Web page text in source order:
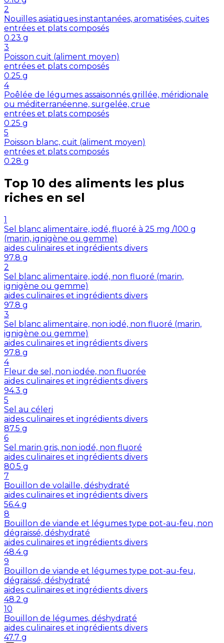
2
Nouilles asiatiques instantanées, aromatisées, cuites
entrées et plats composés
0.23 g
3
Poisson cuit (aliment moyen)
entrées et plats composés
0.25 g
4
Poêlée de légumes assaisonnés grillée, méridionale
ou méditerranéenne, surgelée, crue
entrées et plats composés
0.25 g
5
Poisson blanc, cuit (aliment moyen)
entrées et plats composés
0.28 g
Top 10 des aliments les plus
riches en sel
1
Sel blanc alimentaire, iodé, fluoré à 25 mg /100 g
(marin, ignigène ou gemme)
aides culinaires et ingrédients divers
97.8 g
2
Sel blanc alimentaire, iodé, non fluoré (marin,
ignigène ou gemme)
aides culinaires et ingrédients divers
97.8 g
3
Sel blanc alimentaire, non iodé, non fluoré (marin,
ignigène ou gemme)
aides culinaires et ingrédients divers
97.8 g
4
Fleur de sel, non iodée, non fluorée
aides culinaires et ingrédients divers
94.3 g
5
Sel au céleri
aides culinaires et ingrédients divers
87.5 g
6
Sel marin gris, non iodé, non fluoré
aides culinaires et ingrédients divers
80.5 g
7
Bouillon de volaille, déshydraté
aides culinaires et ingrédients divers
56.4 g
8
Bouillon de viande et légumes type pot-au-feu, non
dégraissé, déshydraté
aides culinaires et ingrédients divers
48.4 g
9
Bouillon de viande et légumes type pot-au-feu,
dégraissé, déshydraté
aides culinaires et ingrédients divers
48.2 g
10
Bouillon de légumes, déshydraté
aides culinaires et ingrédients divers
47.7 g